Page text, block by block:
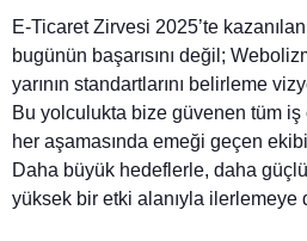
E-Ticaret Zirvesi 2025’te
bugünün başarısını değil;
yarının standartlarını belirleme
Bu yolculukta bize güvenen tüm iş
her aşamasında emeği geçen
Daha büyük hedeflerle, daha
yüksek bir etki alanıyla ilerlemeye